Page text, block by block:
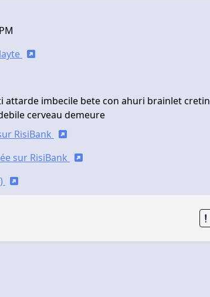
attarde imbecile bete con ahuri brainlet cretin
cerveau demeure
RisiBank
sur RisiBank